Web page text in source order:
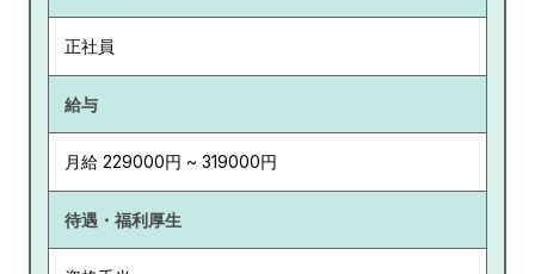
正社員
給与
月給 229000円 ~ 319000円
待遇・福利厚生